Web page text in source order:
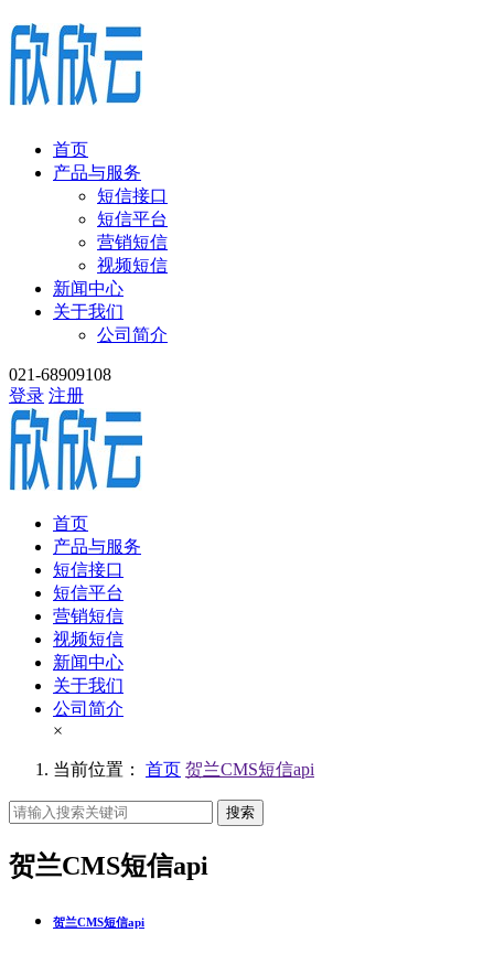
首页
产品与服务
短信接口
短信平台
营销短信
视频短信
新闻中心
关于我们
公司简介
021-68909108
登录 注册
首页
产品与服务
短信接口
短信平台
营销短信
视频短信
新闻中心
关于我们
公司简介
×
当前位置： 首页 贺兰CMS短信api
搜索
贺兰CMS短信api
贺兰CMS短信api